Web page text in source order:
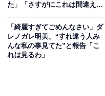
た」「さすがにこれは間違え
「綺麗すぎてごめんなさい」ダ
レノガレ明美、“すれ違う人み
んな私の事見てた”と報告「こ
れは見るわ」